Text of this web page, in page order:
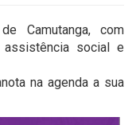
Camutanga, com
social e
na agenda a sua